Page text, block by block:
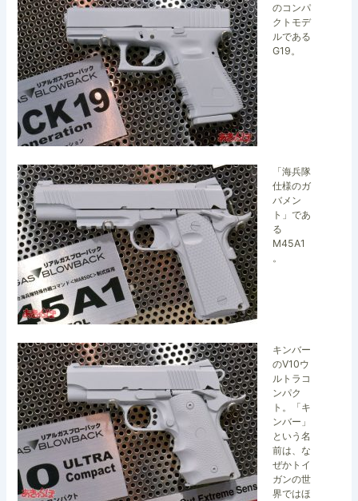
のコンパ
クトモデ
ルである
G19。
「海兵隊
仕様のガ
バメン
ト」であ
る
M45A1
。
キンバー
のV10ウ
ルトラコ
ンパク
ト。「キ
ンバー」
という名
前は、な
ぜかトイ
ガンの世
界ではほ